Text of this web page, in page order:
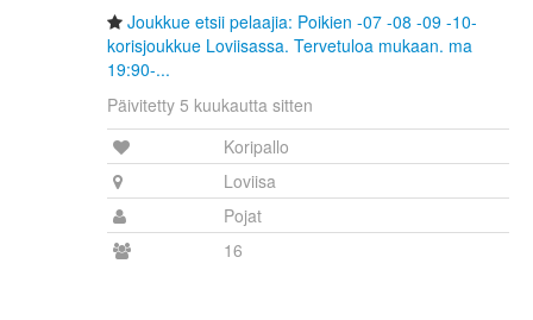
Joukkue etsii pelaajia: Poikien -07 -08 -09 -10-
korisjoukkue Loviisassa. Tervetuloa mukaan. ma
19:90-...
Päivitetty 5 kuukautta sitten
Koripallo
Loviisa
Pojat
16